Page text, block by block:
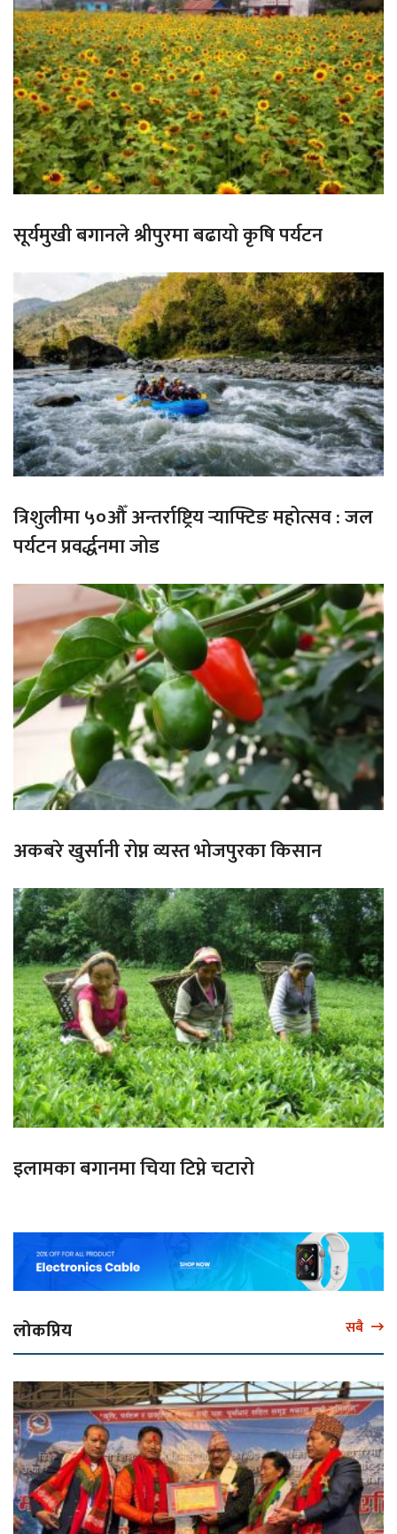
सूर्यमुखी बगानले श्रीपुरमा बढायो कृषि पर्यटन
त्रिशुलीमा ५०औँ अन्तर्राष्ट्रिय र्‍याफ्टिङ महोत्सव : जल
पर्यटन प्रवर्द्धनमा जोड
अकबरे खुर्सानी रोप्न व्यस्त भोजपुरका किसान
इलामका बगानमा चिया टिप्ने चटारो
लोकप्रिय सबै